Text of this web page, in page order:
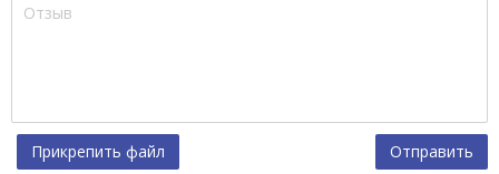
Прикрепить файл Отправить